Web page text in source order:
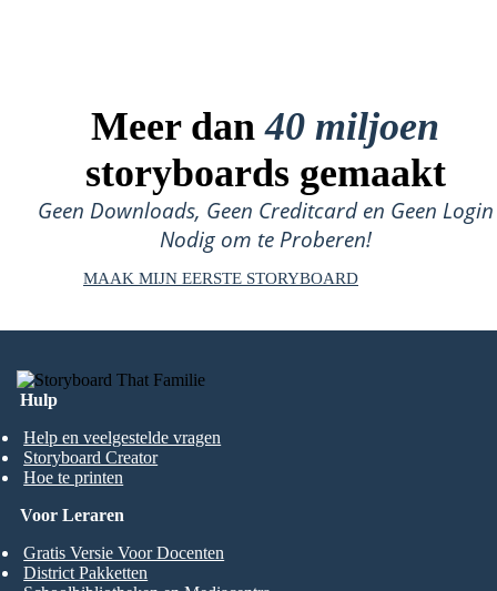
Meer dan40 miljoen
storyboards gemaakt
Geen Downloads, Geen Creditcard en Geen Login
Nodig om te Proberen!
MAAK MIJN EERSTE STORYBOARD
Hulp
Help en veelgestelde vragen
Storyboard Creator
Hoe te printen
Voor Leraren
Gratis Versie Voor Docenten
District Pakketten